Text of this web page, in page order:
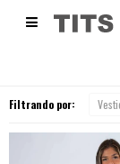

Filtrando por: